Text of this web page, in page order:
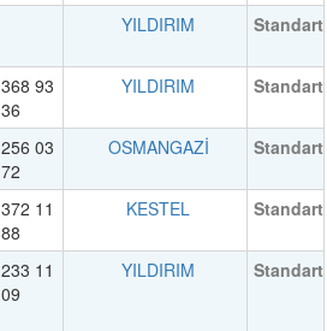
YILDIRIM Standart
368 93
36
YILDIRIM Standart
256 03
72
OSMANGAZİ Standart
372 11
88
KESTEL Standart
233 11
09
YILDIRIM Standart